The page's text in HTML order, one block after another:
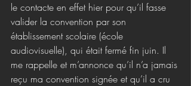
le contacte en effet hier pour qu’il fasse
valider la convention par son
établissement scolaire (école
audiovisuelle), qui était fermé fin juin. Il
me rappelle et m’annonce qu’il n’a jamais
reçu ma convention signée et qu’il a cru